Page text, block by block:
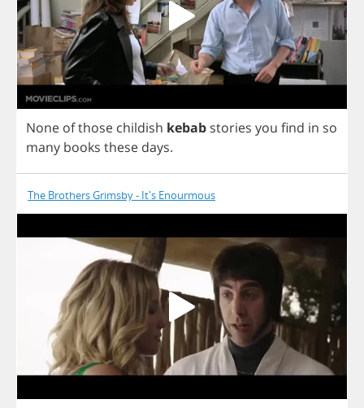
None ofthose childish kebab stories you find in so
many books these days.
The Brothers Grimsby - It's Enourmous